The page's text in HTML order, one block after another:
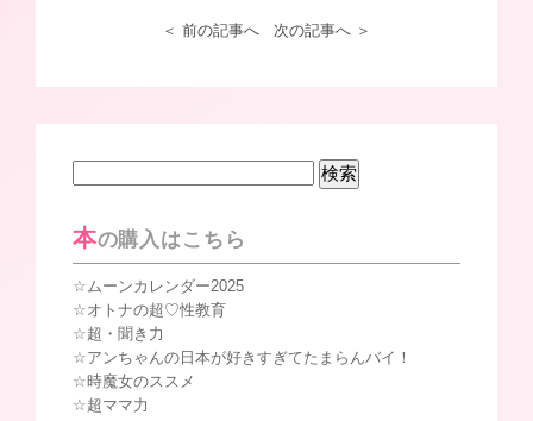
＜ 前の記事へ 次の記事へ ＞
本の購入はこちら
ムーンカレンダー2025
オトナの超♡性教育
超・聞き力
アンちゃんの日本が好きすぎてたまらんバイ！
時魔女のススメ
超ママ力